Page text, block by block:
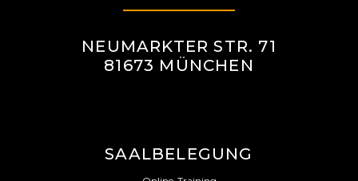
NEUMARKTER STR. 71
81673 MÜNCHEN
SAALBELEGUNG